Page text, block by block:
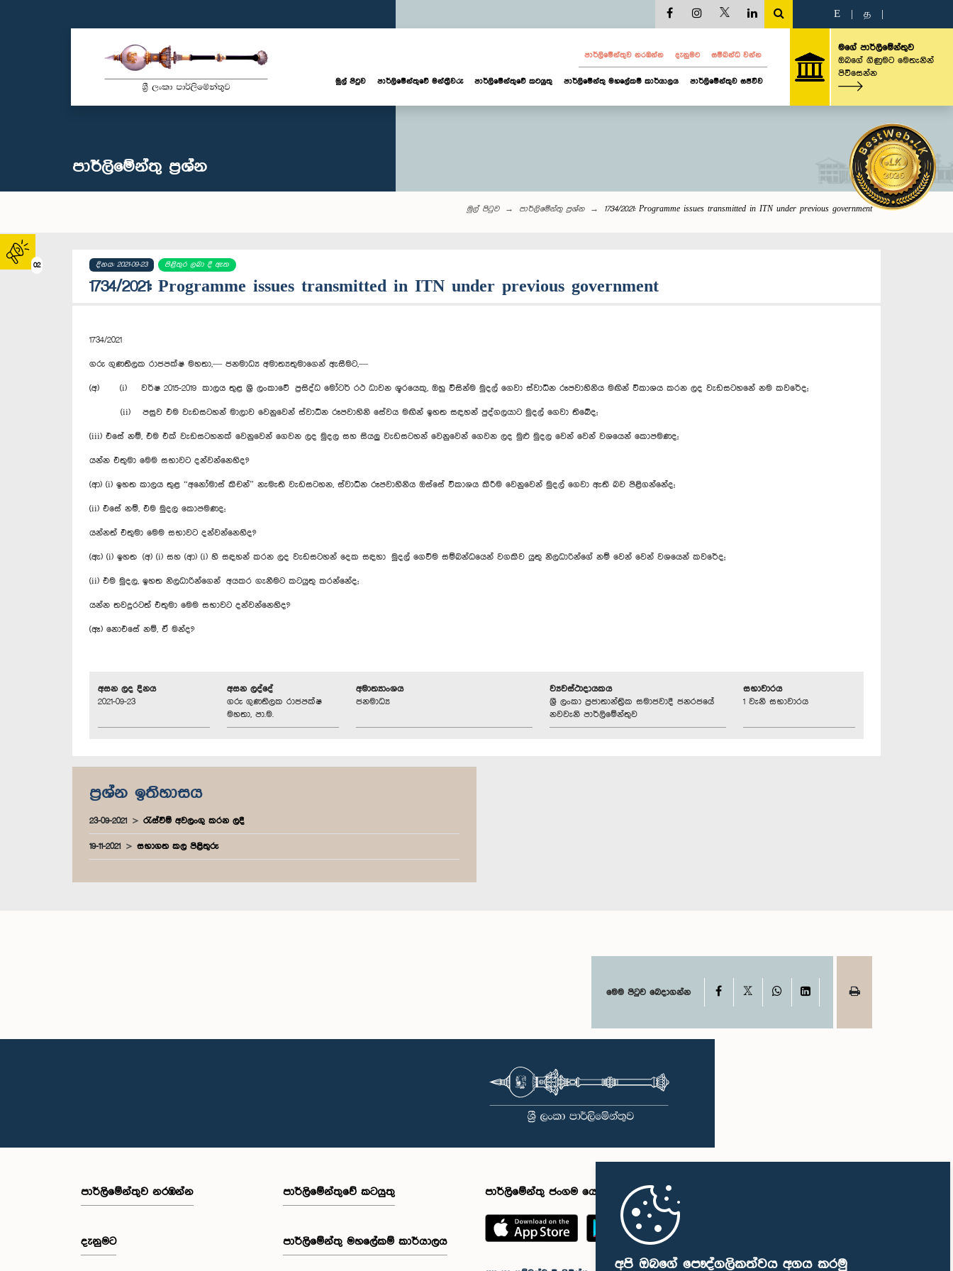
අපි ඔබගේ පෞද්ගලිකත්වය අගය කරමු
02
E த
පාර්ලි‌මේන්තුව නරඹන්න දැනුමට සම්බන්ධ වන්න
මුල් පිටුව පාර්ලි‌මේන්තුවේ මන්ත්‍රීවරු පාර්ලිමේන්තුවේ කටයුතු පාර්ලිමේන්තු මහලේකම් කාර්යාලය පාර්ලිමේන්තුව සජීවීව
මගේ පාර්ලිමේන්තුව
ඔබගේ ගිණුමට මෙතැනින්
පිවිසෙන්න
පාර්ලි‌මේන්තු‌ ප්‍රශ්න
මුල් පිටුව පාර්ලි‌මේන්තු‌ ප්‍රශ්න 1734/2021: Programme issues transmitted in ITN under previous government
දිනය: 2021-09-23 පිළිතුර ලබා දී ඇත
1734/2021: Programme issues transmitted in ITN under previous government
1734/2021
ගරු ගුණතිලක රාජපක්ෂ මහතා,— ජනමාධ්‍ය අමාත්‍යතුමාගෙන් ඇසීමට,—
(අ) (i) වර්ෂ 2015-2019 කාලය තුළ ශ්‍රී ලංකාවේ ප්‍රසිද්ධ මෝටර් රථ ධාවන ශූරයෙකු, ඔහු විසින්ම මුදල් ගෙවා ස්වාධීන රූපවාහිනිය මඟින් විකාශය කරන ලද වැඩසටහනේ නම කවරේද;
(ii) පසුව එම වැඩසටහන් මාලාව වෙනුවෙන් ස්වාධීන රූපවාහිනි සේවය මඟින් ඉහත සඳහන් පුද්ගලයාට මුදල් ගෙවා තිබේද;
(iii) එසේ නම්, එම එක් වැඩසටහනක් වෙනුවෙන් ගෙවන ලද මුදල සහ සියලු වැඩසටහන් වෙනුවෙන් ගෙවන ලද මුළු මුදල වෙන් වෙන් වශයෙන් කොපමණද;
යන්න එතුමා මෙම සභාවට දන්වන්නෙහිද?
(ආ) (i) ඉහත කාලය තුළ “අනෝමාස් කිචන්” නැමැති වැඩසටහන, ස්වාධීන රූපවාහිනිය ඔස්සේ විකාශය කිරීම වෙනුවෙන් මුදල් ගෙවා ඇති බව පිළිගන්නේද;
(ii) එසේ නම්, එම මුදල කොපමණද;
යන්නත් එතුමා මෙම සභාවට දන්වන්නෙහිද?
(ඇ) (i) ඉහත (අ) (i) සහ (ආ) (i) හි සඳහන් කරන ලද වැඩසටහන් දෙක සඳහා මුදල් ගෙවීම සම්බන්ධයෙන් වගකිව යුතු නිලධාරින්ගේ නම් වෙන් වෙන් වශයෙන් කවරේද;
(ii) එම මුදල, ඉහත නිලධාරින්ගෙන් අයකර ගැනීමට කටයුතු කරන්නේද;
යන්න තවදුරටත් එතුමා මෙම සභාවට දන්වන්නෙහිද?
(ඈ) නොඑසේ නම්, ඒ මන්ද?
අසන ලද දිනය
2021-09-23
අසන ලද්දේ
ගරු ගුණතිලක රාජපක්ෂ
මහතා, පා.ම.
අමාත්‍යාංශය
ජනමාධ්‍ය
ව්‍යවස්ථාදායකය
ශ්‍රී ලංකා ප්‍රජාතාන්ත්‍රික සමාජවාදී ජනරජයේ
නවවැනි පාර්ලිමේන්තුව
සභාවාරය
1 වැනි සභාවාරය
ප්‍රශ්න ඉතිහාසය
23-09-2021 රැස්වීම් අවලංගු කරන ලදී
19-11-2021 සභාගත කල පිළිතුරු
මෙම පිටුව බෙදාගන්න Facebook WhatsAppLinkedIn
පාර්ලි‌මේන්තුව නරඹන්න
දැනුමට
පාර්ලිමේන්තුවේ කටයුතු
පාර්ලිමේන්තු මහලේකම් කාර්යාලය
පාර්ලිමේන්තු ජංගම යෙදුම